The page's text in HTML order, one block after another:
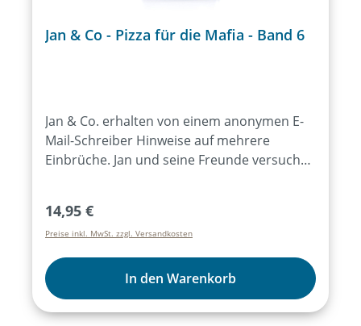
Jan & Co - Pizza für die Mafia - Band 6
Jan & Co. erhalten von einem anonymen E-
Mail-Schreiber Hinweise auf mehrere
Einbrüche. Jan und seine Freunde versuchen
steckt und was dessen Absicht ist. Dabei
lernen sie Sofia kennen, in deren Familie
sich merkwürdige Dinge ereignen. Je länger
sie den Hinweisen aus den anonymen E-
Mails folgen, desto tiefer geraten Jan & Co.
in dubiose Machenschaften.
Regulärer Preis:
14,95 €
Preise inkl. MwSt. zzgl. Versandkosten
In den Warenkorb